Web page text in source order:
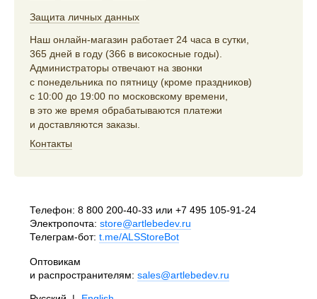
Защита личных данных
Наш онлайн-магазин работает 24 часа в сутки,
365 дней в году (366 в високосные годы).
Администраторы отвечают на звонки
с понедельника по пятницу (кроме праздников)
с 10:00 до 19:00 по московскому времени,
в это же время обрабатываются платежи
и доставляются заказы.
Контакты
Телефон: 8 800 200-40-33 или +7 495 105-91-24
Электропочта: store@artlebedev.ru
Телеграм-бот: t.me/ALSStoreBot
Оптовикам
и распространителям: sales@artlebedev.ru